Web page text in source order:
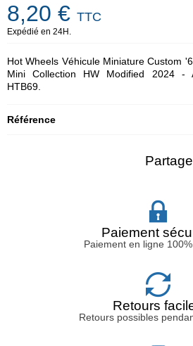
8,20 € TTC
Expédié en 24H.
Hot Wheels Véhicule Miniature Custom
Mini Collection HW Modified 2024 -
HTB69.
Référence
Paiement
Paiement en ligne
Retours
Retours possibles